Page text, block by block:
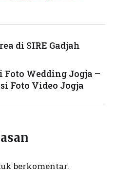
di SIRE Gadjah
Foto Wedding Jogja –
Foto Video Jogja
berkomentar.